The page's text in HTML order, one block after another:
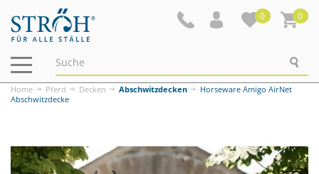
0 0
Navigation
ein-/ausblenden
Home Pferd Decken Abschwitzdecken
Horseware Amigo AirNet
Abschwitzdecke